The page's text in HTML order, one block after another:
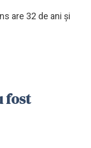
are 32 de ani şi
fost